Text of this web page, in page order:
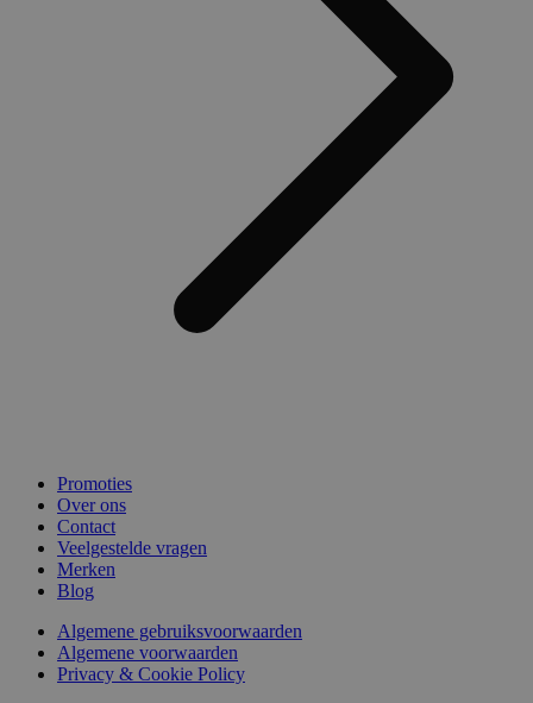
Promoties
Over ons
Contact
Veelgestelde vragen
Merken
Blog
Algemene gebruiksvoorwaarden
Algemene voorwaarden
Privacy & Cookie Policy